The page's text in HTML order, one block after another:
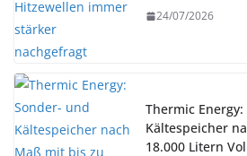
24/07/2026
Thermic
Kältespeicher
18.000 Litern